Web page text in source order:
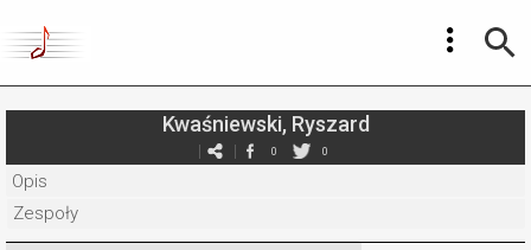
Kwaśniewski, Ryszard
0 0
Opis
Zespoły